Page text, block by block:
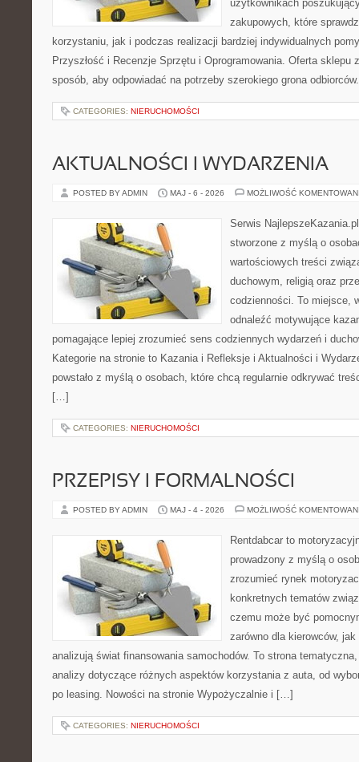
użytkownikach
zakupowych, które
korzystaniu, jak i podczas realizacji bardziej indywidualnych
Przyszłość i Recenzje Sprzętu i Oprogramowania. Oferta sklepu
sposób, aby odpowiadać na potrzeby szerokiego grona
CATEGORIES: NIERUCHOMOŚCI
AKTUALNOŚCI I WYDARZENIA
POSTED BY ADMIN MAJ - 6 - 2026 MOŻLIWOŚĆ
Serwis
stworzone z myślą o
wartościowych treści
duchowym, religią oraz
codzienności. To miejsce,
odnaleźć motywujące
pomagające lepiej zrozumieć sens codziennych wydarzeń i
Kategorie na stronie to Kazania i Refleksje i Aktualności i
powstało z myślą o osobach, które chcą regularnie odkrywać
[…]
CATEGORIES: NIERUCHOMOŚCI
PRZEPISY I FORMALNOŚCI
POSTED BY ADMIN MAJ - 4 - 2026 MOŻLIWOŚĆ
Rentdabcar to
prowadzony z myślą o
zrozumieć rynek
konkretnych tematów
czemu może być
zarówno dla kierowców,
analizują świat finansowania samochodów. To strona
analizy dotyczące różnych aspektów korzystania z auta, od
po leasing. Nowości na stronie Wypożyczalnie i […]
CATEGORIES: NIERUCHOMOŚCI